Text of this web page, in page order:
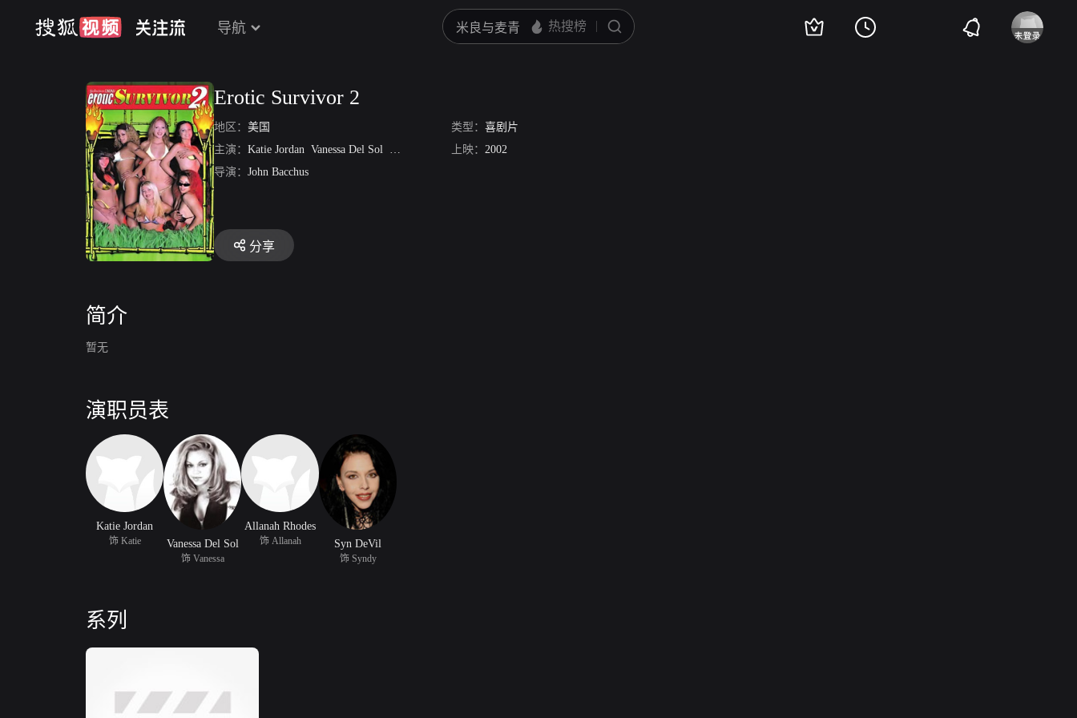
导航
Erotic Survivor 2
地区： 美国 类型： 喜剧片
主演： Katie Jordan Vanessa Del Sol Allanah Rhodes Syn DeVil
上映： 2002
导演： John Bacchus
分享
简介
暂无
演职员表
Katie Jordan
饰 Katie Vanessa Del Sol
饰 Vanessa
Allanah Rhodes
饰 Allanah Syn DeVil
饰 Syndy
系列